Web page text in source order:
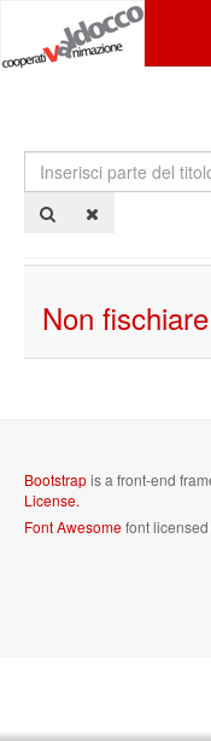
Inserisci
parte
del
Non
Bootstrapis a front-end
License.
Font Awesomefont